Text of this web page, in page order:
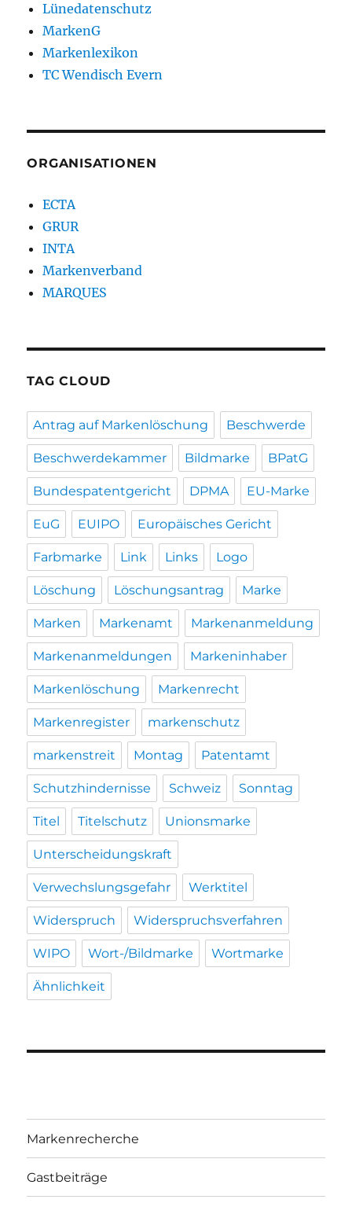
Lünedatenschutz
MarkenG
Markenlexikon
TC Wendisch Evern
ORGANISATIONEN
ECTA
GRUR
INTA
Markenverband
MARQUES
TAG CLOUD
Antrag auf Markenlöschung Beschwerde
Beschwerdekammer Bildmarke BPatG
Bundespatentgericht DPMA EU-Marke
EuG EUIPO Europäisches Gericht
Farbmarke Link Links Logo
Löschung Löschungsantrag Marke
Marken Markenamt Markenanmeldung
Markenanmeldungen Markeninhaber
Markenlöschung Markenrecht
Markenregister markenschutz
markenstreit Montag Patentamt
Schutzhindernisse Schweiz Sonntag
Titel Titelschutz Unionsmarke
Unterscheidungskraft
Verwechslungsgefahr Werktitel
Widerspruch Widerspruchsverfahren
WIPO Wort-/Bildmarke Wortmarke
Ähnlichkeit
Markenrecherche
Gastbeiträge